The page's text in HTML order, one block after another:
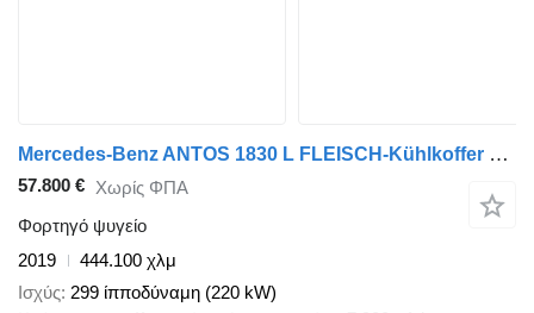
Mercedes-Benz ANTOS 1830 L FLEISCH-Kühlkoffer 3 Rohrbahnen
57.800 € Χωρίς ΦΠΑ
Φορτηγό ψυγείο
2019
444.100 χλμ
Ισχύς 299 ίπποδύναμη (220 kW)